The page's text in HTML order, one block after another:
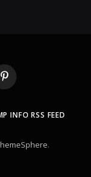
Pinterest
INFO RSS FEED
.